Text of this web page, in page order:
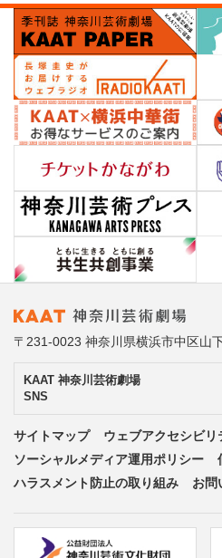
〒231-0023 神奈川県横浜市中区山
KAAT 神奈川芸術劇場
SNS
サイトマップ ウェブアクセシビリ
ソーシャルメディア運用ポリシー
ハラスメント防止の取り組み
お問